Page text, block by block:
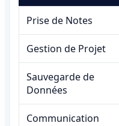
Prise de Notes
Gestion de Projet
Sauvegarde de
Données
Communication